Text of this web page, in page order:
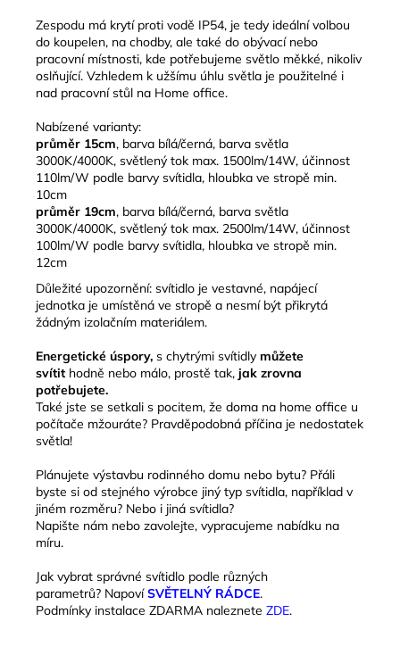
Zespodu má krytí proti vodě IP54, je tedy ideální volbou
do koupelen, na chodby, ale také do obývací nebo
pracovní místnosti, kde potřebujeme světlo měkké, nikoliv
oslňující. Vzhledem k užšímu úhlu světla je použitelné i
nad pracovní stůl na Home office.
Nabízené varianty:
průměr 15cm, barva bílá/černá, barva světla
3000K/4000K, světlený tok max. 1500lm/14W, účinnost
110lm/W podle barvy svítidla, hloubka ve stropě min.
10cm
průměr 19cm, barva bílá/černá, barva světla
3000K/4000K, světlený tok max. 2500lm/14W, účinnost
100lm/W podle barvy svítidla, hloubka ve stropě min.
12cm
Důležité upozornění: svítidlo je vestavné, napájecí
jednotka je umístěná ve stropě a nesmí být přikrytá
žádným izolačním materiálem.
Energetické úspory, s chytrými svítidly můžete
svítit hodně nebo málo, prostě tak, jak zrovna
potřebujete.
Také jste se setkali s pocitem, že doma na home office u
počítače mžouráte? Pravděpodobná příčina je nedostatek
světla!
Plánujete výstavbu rodinného domu nebo bytu? Přáli
byste si od stejného výrobce jiný typ svítidla, například v
jiném rozměru? Nebo i jiná svítidla?
Napište nám nebo zavolejte, vypracujeme nabídku na
míru.
Jak vybrat správné svítidlo podle různých
parametrů? NapovíSVĚTELNÝ RÁDCE.
Podmínky instalace ZDARMA naleznete ZDE.